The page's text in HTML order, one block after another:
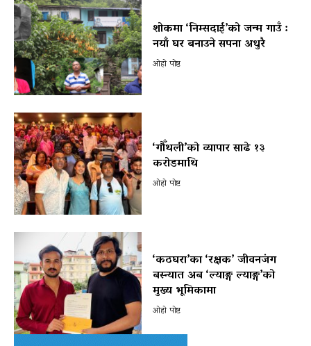
शोकमा ‘निम्सदाई’को जन्म गाउँ :
नयाँ घर बनाउने सपना अधुरै
ओहो पोष्ट
‘गौँथली’को व्यापार साढे १३
करोडमाथि
ओहो पोष्ट
‘कठघरा’का ‘रक्षक’ जीवनजंग
बस्न्यात अब ‘ल्याङ्ग ल्याङ्ग’को
मुख्य भूमिकामा
ओहो पोष्ट